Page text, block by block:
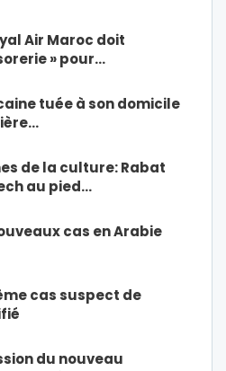
Air Maroc doit
» pour…
tuée à son domicile
de la culture: Rabat
au pied…
cas en Arabie
cas suspect de
du nouveau